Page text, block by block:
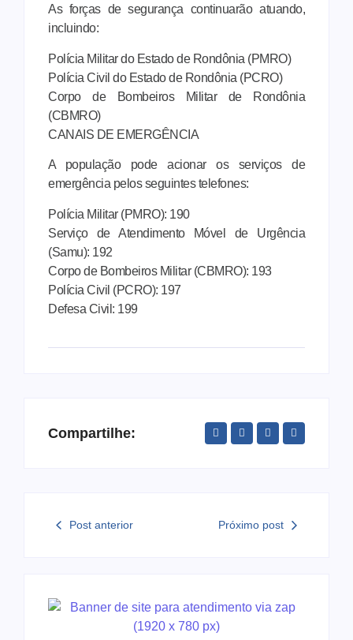
As forças de segurança continuarão atuando,
incluindo:
Polícia Militar do Estado de Rondônia (PMRO)
Polícia Civil do Estado de Rondônia (PCRO)
Corpo de Bombeiros Militar de Rondônia
(CBMRO)
CANAIS DE EMERGÊNCIA
A população pode acionar os serviços de
emergência pelos seguintes telefones:
Polícia Militar (PMRO): 190
Serviço de Atendimento Móvel de Urgência
(Samu): 192
Corpo de Bombeiros Militar (CBMRO): 193
Polícia Civil (PCRO): 197
Defesa Civil: 199
Compartilhe:
Post anterior Próximo post